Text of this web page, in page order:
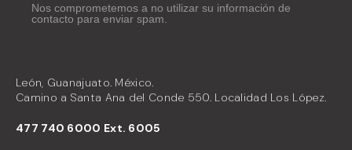
Nos comprometemos a no utilizar su información de
contacto para enviar spam.
León, Guanajuato. México.
Camino a Santa Ana del Conde 550. Localidad Los López.
477 740 6000 Ext. 6005